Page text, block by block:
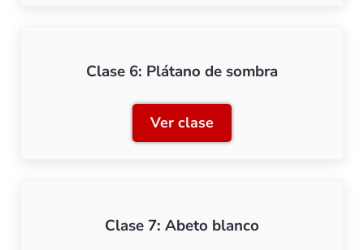
Clase 6: Plátano de sombra
Ver claseClase 6: Plátano de
Clase 7: Abeto blanco